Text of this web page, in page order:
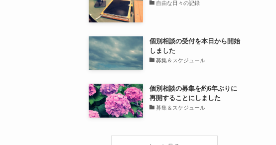
自由な日々の記録
個別相談の受付を本日から開始
しました
募集＆スケジュール
個別相談の募集を約6年ぶりに
再開することにしました
募集＆スケジュール